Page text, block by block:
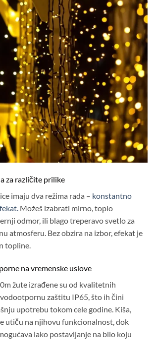
za različite prilike
imaju dva režima rada – konstantno
Možeš izabrati mirno, toplo
odmor, ili blago treperavo svetlo za
atmosferu. Bez obzira na izbor, efekat je
topline.
na vremenske uslove
žute izrađene su od kvalitetnih
zaštitu IP65, što ih čini
upotrebu tokom cele godine. Kiša,
utiču na njihovu funkcionalnost, dok
lako postavljanje na bilo koju